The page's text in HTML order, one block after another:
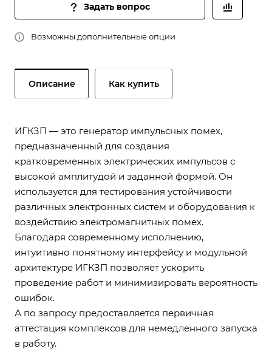
Задать вопрос
Возможны дополнительные опции
Описание Как купить
ИГКЗП — это генератор импульсных помех,
предназначенный для создания
кратковременных электрических импульсов с
высокой амплитудой и заданной формой. Он
используется для тестирования устойчивости
различных электронных систем и оборудования к
воздействию электромагнитных помех.
Благодаря современному исполнению,
интуитивно понятному интерфейсу и модульной
архитектуре ИГКЗП позволяет ускорить
проведение работ и минимизировать вероятность
ошибок.
А по запросу предоставляется первичная
аттестация комплексов для немедленного запуска
в работу.